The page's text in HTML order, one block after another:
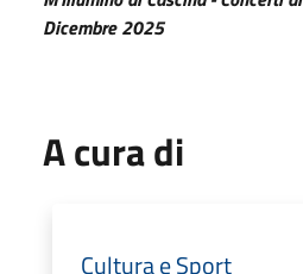
Dicembre 2025
A cura di
Cultura e Sport